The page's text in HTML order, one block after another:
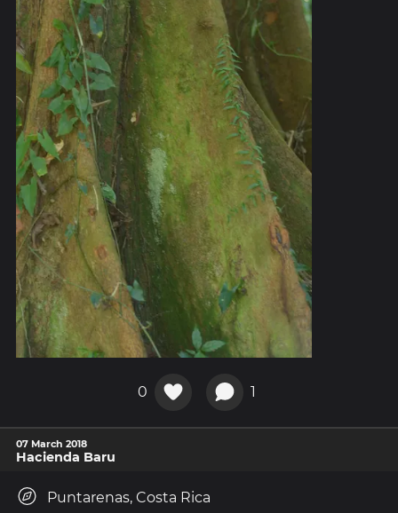
0 1
07 March 2018
Hacienda Baru
Puntarenas, Costa Rica